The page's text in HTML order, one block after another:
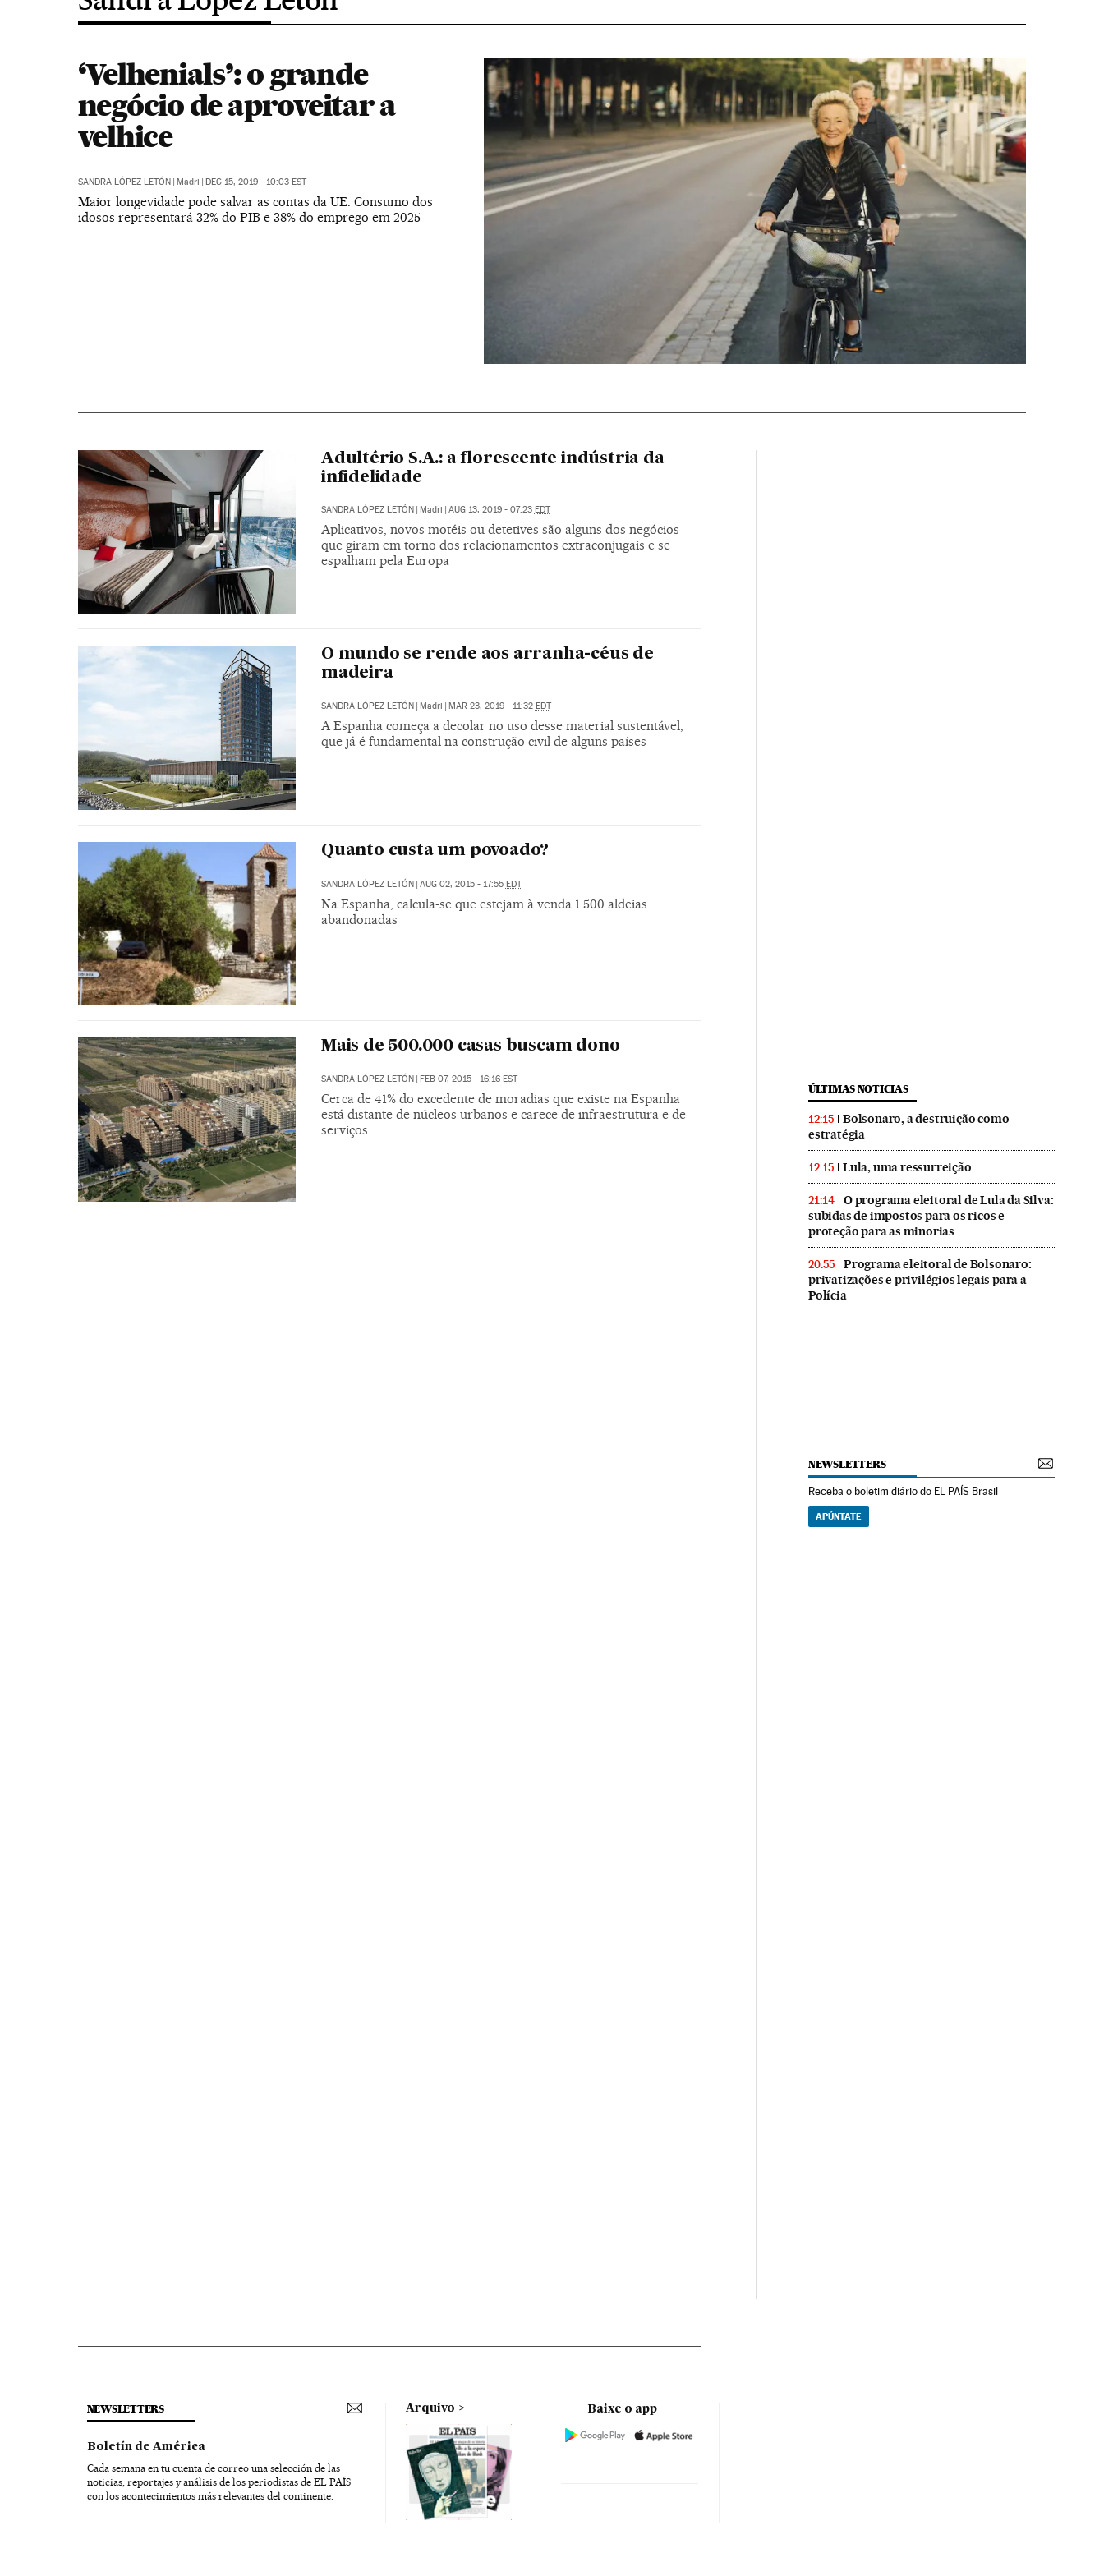
‘Velhenials’: o grande
negócio de aproveitar a
velhice
SANDRA LÓPEZ LETÓN | Madri | DEC 15, 2019 - 10:03 EST
Maior longevidade pode salvar as contas da UE. Consumo dos
idosos representará 32% do PIB e 38% do emprego em 2025
Adultério S.A.: a florescente indústria da
infidelidade
SANDRA LÓPEZ LETÓN | Madri | AUG 13, 2019 - 07:23 EDT
Aplicativos, novos motéis ou detetives são alguns dos negócios
que giram em torno dos relacionamentos extraconjugais e se
espalham pela Europa
O mundo se rende aos arranha-céus de
madeira
SANDRA LÓPEZ LETÓN | Madri | MAR 23, 2019 - 11:32 EDT
A Espanha começa a decolar no uso desse material sustentável,
que já é fundamental na construção civil de alguns países
Quanto custa um povoado?
SANDRA LÓPEZ LETÓN | AUG 02, 2015 - 17:55 EDT
Na Espanha, calcula-se que estejam à venda 1.500 aldeias
abandonadas
Mais de 500.000 casas buscam dono
SANDRA LÓPEZ LETÓN | FEB 07, 2015 - 16:16 EST
Cerca de 41% do excedente de moradias que existe na Espanha
está distante de núcleos urbanos e carece de infraestrutura e de
serviços
ÚLTIMAS NOTICIAS
12:15
Bolsonaro, a destruição como
estratégia
12:15 Lula, uma ressurreição
21:14
O programa eleitoral de Lula da Silva:
subidas de impostos para os ricos e
proteção para as minorias
20:55
Programa eleitoral de Bolsonaro:
privatizações e privilégios legais para a
Polícia
NEWSLETTERS
Receba o boletim diário do EL PAÍS Brasil
APÚNTATE
NEWSLETTERS
Boletín de América
Cada semana en tu cuenta de correo una selección de las
noticias, reportajes y análisis de los periodistas de EL PAÍS
con los acontecimientos más relevantes del continente.
Arquivo Baixe o app